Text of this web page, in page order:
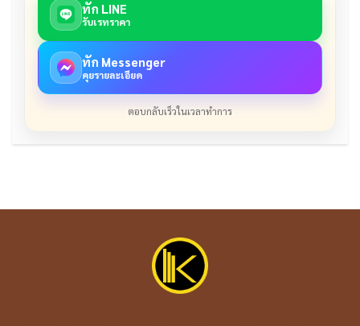
ทัก LINE
รับเรทราคา
ทัก Messenger
คุยรายละเอียด
ตอบกลับเร็วในเวลาทำการ